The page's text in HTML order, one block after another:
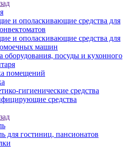
и ополаскивающие средства для
и ополаскивающие средства для
машин
оборудования, посуды и кухонного
помещений
гигиенические средства
средства
для гостиниц, пансионатов